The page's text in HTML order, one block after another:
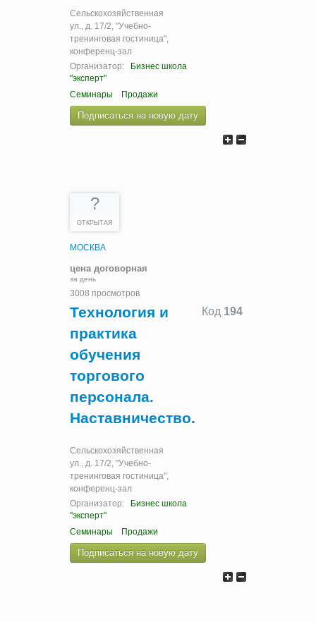
Сельскохозяйственная
ул., д. 17/2, "Учебно-
тренинговая гостиница",
конференц-зал
Организатор:
Бизнес школа
"эксперт"
Семинары
Продажи
Подписаться на новую дату
?
ОТКРЫТАЯ
МОСКВА
цена договорная
за день
3008 просмотров
Код 194
Технология и
практика
обучения
торгового
персонала.
Наставничество.
Сельскохозяйственная
ул., д. 17/2, "Учебно-
тренинговая гостиница",
конференц-зал
Организатор:
Бизнес школа
"эксперт"
Семинары
Продажи
Подписаться на новую дату